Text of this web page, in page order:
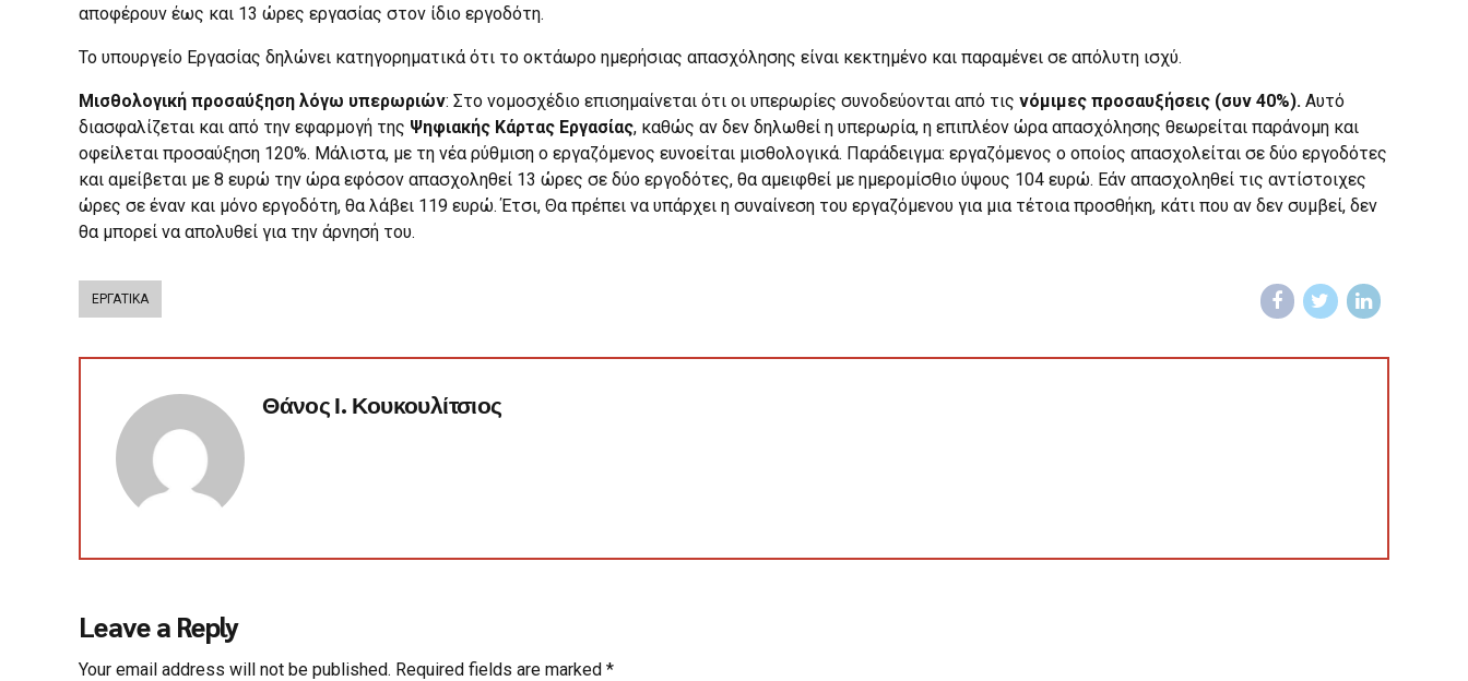
αποφέρουν έως και 13 ώρες εργασίας στον ίδιο εργοδότη.
Το υπουργείο Eργασίας δηλώνει κατηγορηματικά ότι το οκτάωρο ημερήσιας απασχόλησης είναι κεκτημένο και παραμένει σε απόλυτη ισχύ.
Μισθολογική προσαύξηση λόγω υπερωριών: Στο νομοσχέδιο επισημαίνεται ότι οι υπερωρίες συνοδεύονται από τις νόμιμες προσαυξήσεις (συν 40%). Αυτό
διασφαλίζεται και από την εφαρμογή της Ψηφιακής Κάρτας Εργασίας, καθώς αν δεν δηλωθεί η υπερωρία, η επιπλέον ώρα απασχόλησης θεωρείται παράνομη και
οφείλεται προσαύξηση 120%. Μάλιστα, με τη νέα ρύθμιση ο εργαζόμενος ευνοείται μισθολογικά. Παράδειγμα: εργαζόμενος ο οποίος απασχολείται σε δύο εργοδότες
και αμείβεται με 8 ευρώ την ώρα εφόσον απασχοληθεί 13 ώρες σε δύο εργοδότες, θα αμειφθεί με ημερομίσθιο ύψους 104 ευρώ. Εάν απασχοληθεί τις αντίστοιχες
ώρες σε έναν και μόνο εργοδότη, θα λάβει 119 ευρώ. Έτσι, Θα πρέπει να υπάρχει η συναίνεση του εργαζόμενου για μια τέτοια προσθήκη, κάτι που αν δεν συμβεί, δεν
θα μπορεί να απολυθεί για την άρνησή του.
ΕΡΓΑΤΙΚΑ
Θάνος Ι. Κουκουλίτσιος
Leave a Reply
Your email address will not be published. Required fields are marked *